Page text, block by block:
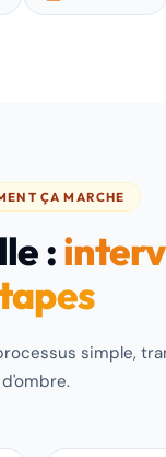
ÇA MARCHE
:
simple,
d'ombre.